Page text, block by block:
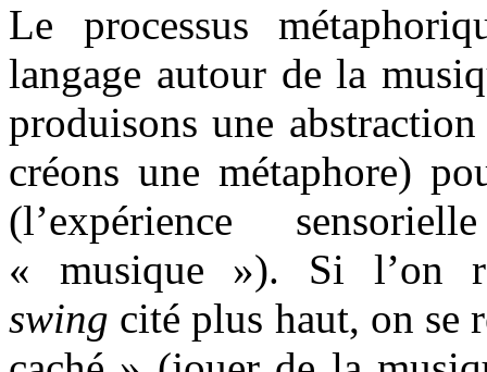
Le processus
langage autour de la
produisons une
créons une métaphore)
(l’expérience
« musique »). Si l’on
swing cité plus haut, on se